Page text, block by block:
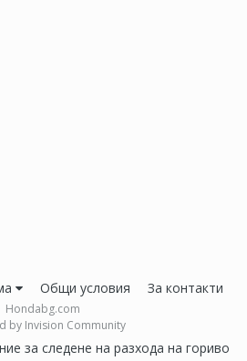
Общи условия За контакти
Hondabg.com
by Invision Community
за следене на разхода на гориво